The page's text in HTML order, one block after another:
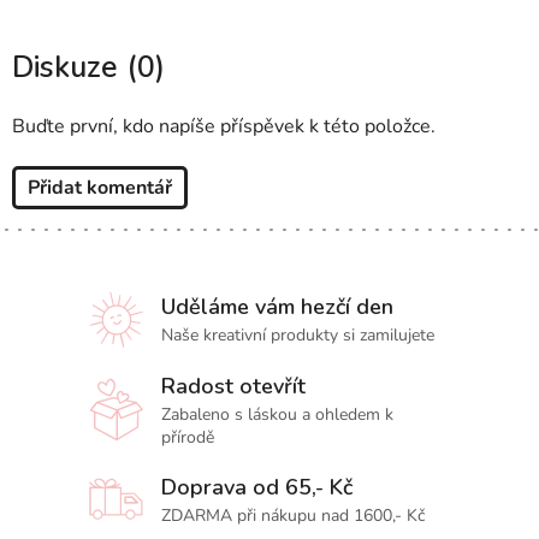
Diskuze (0)
Buďte první, kdo napíše příspěvek k této položce.
Přidat komentář
Uděláme vám hezčí den
Naše kreativní produkty si zamilujete
Radost otevřít
Zabaleno s láskou a ohledem k
přírodě
Doprava od 65,- Kč
ZDARMA při nákupu nad 1600,- Kč